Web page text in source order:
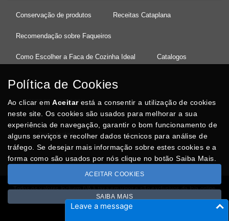
Leave a message
Conservação de produtos Receitas Cataplana
Recomendação sobre Faqueiros
Como Escolher a Faca de Cozinha Ideal Catalogos
37°08'27.5"N 8°32'13.9"W
Posso Ajudar?
Todos os valores incluem IVA à taxa em vigor e são exclusivos da loja online
Copyright © CASACARMINHO.com 2026
Desenvolvido porOptimeios
Política de Cookies
Ao clicar emAceitarestá a consentir a utilização de cookies
neste site. Os cookies são usados para melhorar a sua
experiência de navegação, garantir o bom funcionamento de
alguns serviços e recolher dados técnicos para análise de
tráfego. Se desejar mais informação sobre estes cookies e a
forma como são usados por nós clique no botão Saiba Mais.
ACEITAR COOKIES
SAIBA MAIS